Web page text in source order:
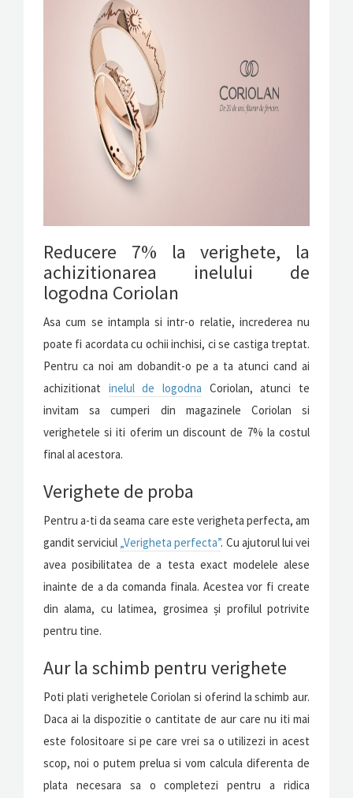
Reducere 7% la verighete, la
achizitionarea inelului de
logodna Coriolan
Asa cum se intampla si intr-o relatie, increderea nu
poate fi acordata cu ochii inchisi, ci se castiga treptat.
Pentru ca noi am dobandit-o pe a ta atunci cand ai
achizitionat inelul de logodna Coriolan, atunci te
invitam sa cumperi din magazinele Coriolan si
verighetele si iti oferim un discount de 7% la costul
final al acestora.
Verighete de proba
Pentru a-ti da seama care este verigheta perfecta, am
gandit serviciul „Verigheta perfecta”. Cu ajutorul lui vei
avea posibilitatea de a testa exact modelele alese
inainte de a da comanda finala. Acestea vor fi create
din alama, cu latimea, grosimea și profilul potrivite
pentru tine.
Aur la schimb pentru verighete
Poti plati verighetele Coriolan si oferind la schimb aur.
Daca ai la dispozitie o cantitate de aur care nu iti mai
este folositoare si pe care vrei sa o utilizezi in acest
scop, noi o putem prelua si vom calcula diferenta de
plata necesara sa o completezi pentru a ridica